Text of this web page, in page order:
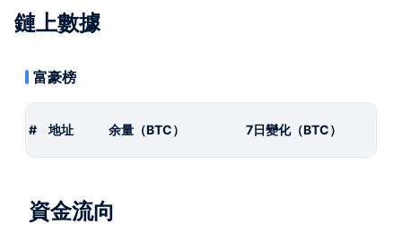
鏈上數據
富豪榜
# 地址 余量（BTC） 7日變化（BTC）
資金流向